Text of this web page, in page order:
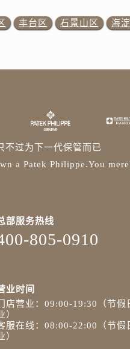
丰台区 石景山区 海
不过为下一代保管而已
a Patek Philippe.You
部服务热线
805-0910
业时间
店营业：09:00-19:30（节假
）
服在线：08:00-22:00（节假
）